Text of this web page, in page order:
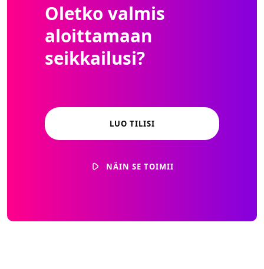
Oletko valmis
aloittamaan
seikkailusi?
LUO TILISI
NÄIN SE TOIMII